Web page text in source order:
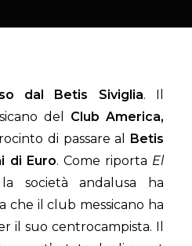
dal Betis Siviglia. Il
del Club America,
di passare al Betis
di Euro. Come riporta El
società andalusa ha
che il club messicano ha
il suo centrocampista. Il